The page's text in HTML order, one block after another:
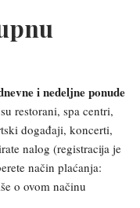
i nedeljne ponude
restorani, spa centri,
događaji, koncerti,
nalog (registracija je
način plaćanja:
o ovom načinu